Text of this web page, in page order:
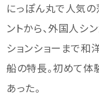
にっぽん丸で人気
ントから、外国人シ
ションショーまで和
船の特長。初めて体
あった。